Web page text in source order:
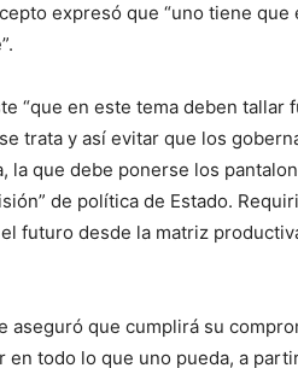
expresó que “uno tiene
“que en este tema deben
trata y así evitar que los
la que debe ponerse los
de política de Estado.
futuro desde la matriz
aseguró que cumplirá su
en todo lo que uno pueda, a